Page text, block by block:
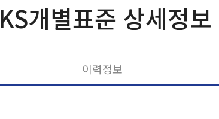
KS개별표준 상세정보
이력정보